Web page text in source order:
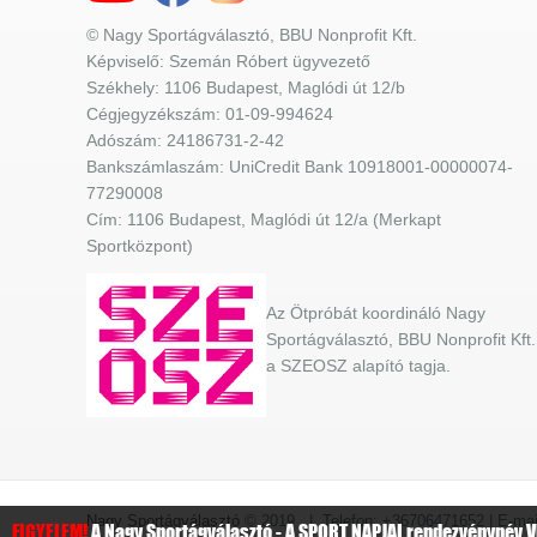
© Nagy Sportágválasztó, BBU Nonprofit Kft.
Képviselő: Szemán Róbert ügyvezető
Székhely: 1106 Budapest, Maglódi út 12/b
Cégjegyzékszám: 01-09-994624
Adószám: 24186731-2-42
Bankszámlaszám: UniCredit Bank 10918001-00000074-
77290008
Cím: 1106 Budapest, Maglódi út 12/a (Merkapt
Sportközpont)
Az Ötpróbát koordináló Nagy
Sportágválasztó, BBU Nonprofit Kft.
a SZEOSZ alapító tagja.
Nagy Sportágválasztó © 2019 | Telefon: +36706471652 | E-
FIGYELEM!A Nagy Sportágválasztó - A SPORT NAPJAI